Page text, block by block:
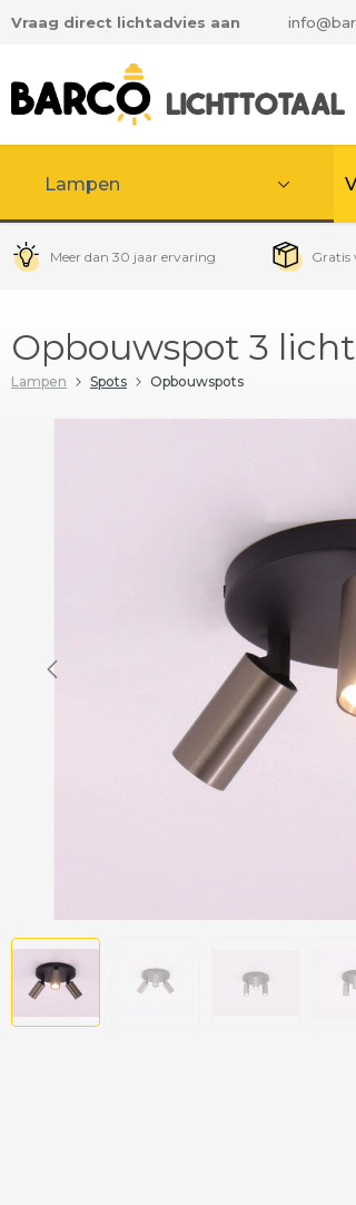
hoofdinhoud
Vraag direct lichtadvies aan
Lampen
Meer dan 30 jaar ervaring Gratis
Opbouwspot 3
Lampen Spots Opbouwspots